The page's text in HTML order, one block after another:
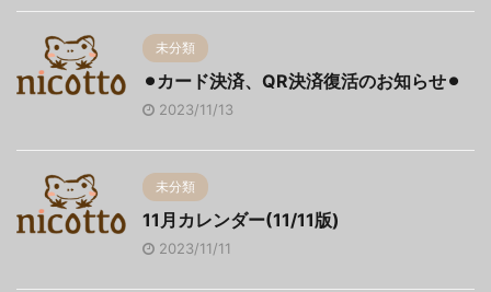
未分類
⚫︎カード決済、QR決済復活のお知らせ⚫︎
2023/11/13
未分類
11月カレンダー(11/11版)
2023/11/11